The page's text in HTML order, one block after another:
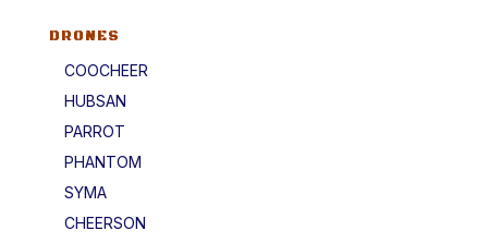
DRONES
COOCHEER
HUBSAN
PARROT
PHANTOM
SYMA
CHEERSON